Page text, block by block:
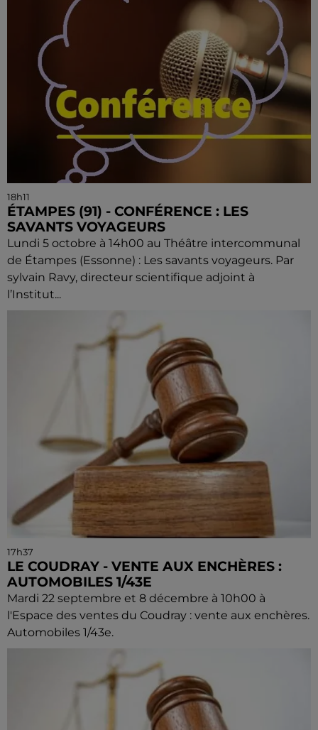
18h11
ÉTAMPES (91) - CONFÉRENCE : LES
SAVANTS VOYAGEURS
Lundi 5 octobre à 14h00 au Théâtre intercommunal
de Étampes (Essonne) : Les savants voyageurs. Par
sylvain Ravy, directeur scientifique adjoint à
l’Institut...
17h37
LE COUDRAY - VENTE AUX ENCHÈRES :
AUTOMOBILES 1/43E
Mardi 22 septembre et 8 décembre à 10h00 à
l'Espace des ventes du Coudray : vente aux enchères.
Automobiles 1/43e.